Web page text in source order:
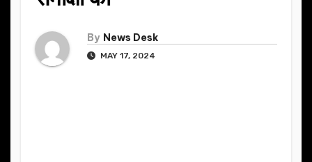
By News Desk
MAY 17, 2024